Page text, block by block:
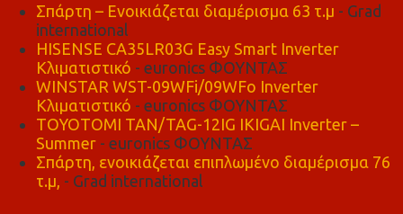
Σπάρτη – Ενοικιάζεται διαμέρισμα 63 τ.μ - Grad
international
HISENSE CA35LR03G Easy Smart Inverter
Κλιματιστικό - euronics ΦΟΥΝΤΑΣ
WINSTAR WST-09WFi/09WFo Inverter
Κλιματιστικό - euronics ΦΟΥΝΤΑΣ
TOYOTOMI TAN/TAG-12IG IKIGAI Inverter –
Summer - euronics ΦΟΥΝΤΑΣ
Σπάρτη, ενοικιάζεται επιπλωμένο διαμέρισμα 76
τ.μ, - Grad international